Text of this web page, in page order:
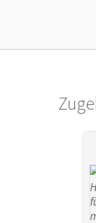
Brüning, Frederick;